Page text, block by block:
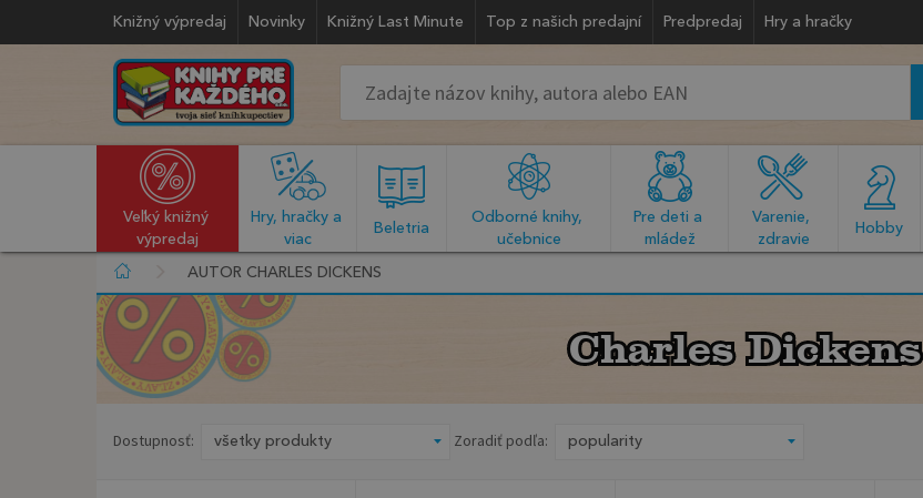
Knižný výpredaj Novinky Knižný Last Minute Top z našich predajní Predpredaj Hry a hračky
Veľký knižný
výpredaj
Hry, hračky a
viac
Beletria
Odborné knihy,
učebnice
Pre deti a
mládež
Varenie,
zdravie
Hobby
AUTOR CHARLES DICKENS
Charles Dickens
Charles Dickens
Dostupnosť: Zoradiť podľa: